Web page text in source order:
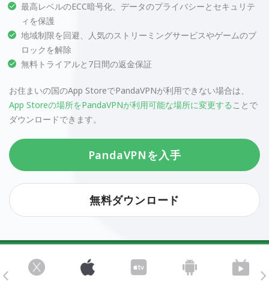
最高レベルのECC暗号化、データのプライバシーとセキュリテ
ィを保護
地域制限を回避、人気のストリーミングサービスやゲームのブ
ロックを解除
無料トライアルと7日間の返金保証
お住まいの国のApp StoreでPandaVPNが利用できない場合は、
App Storeの場所をPandaVPNが利用可能な場所に変更する ことで
ダウンロードできます。
PandaVPNを入手
無料ダウンロード